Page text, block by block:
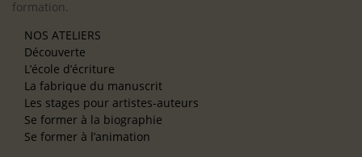
formation.
NOS ATELIERS
Découverte
L’école d’écriture
La fabrique du manuscrit
Les stages pour artistes-auteurs
Se former à la biographie
Se former à l’animation